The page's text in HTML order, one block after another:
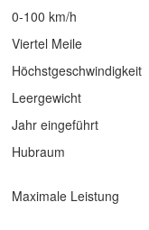
0-100 km/h
Viertel Meile
Höchstgeschwindigkeit
Leergewicht
Jahr eingeführt
Hubraum
Maximale Leistung